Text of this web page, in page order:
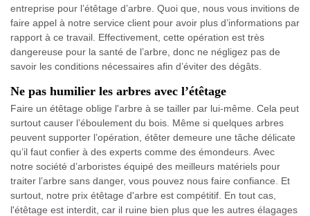
entreprise pour l’étêtage d’arbre. Quoi que, nous vous invitions de
faire appel à notre service client pour avoir plus d’informations par
rapport à ce travail. Effectivement, cette opération est très
dangereuse pour la santé de l’arbre, donc ne négligez pas de
savoir les conditions nécessaires afin d’éviter des dégâts.
Ne pas humilier les arbres avec l’étêtage
Faire un étêtage oblige l'arbre à se tailler par lui-même. Cela peut
surtout causer l’éboulement du bois. Même si quelques arbres
peuvent supporter l’opération, étêter demeure une tâche délicate
qu’il faut confier à des experts comme des émondeurs. Avec
notre société d’arboristes équipé des meilleurs matériels pour
traiter l’arbre sans danger, vous pouvez nous faire confiance. Et
surtout, notre prix étêtage d'arbre est compétitif. En tout cas,
l'étêtage est interdit, car il ruine bien plus que les autres élagages